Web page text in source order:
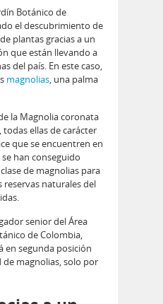
Botánico de
el descubrimiento de
plantas gracias a un
que están llevando a
del país. En este caso,
magnolias, una palma
la Magnolia coronata
ellas de carácter
que se encuentren en
han conseguido
de magnolias para
reservas naturales del
senior del Área
de Colombia,
en segunda posición
magnolias, solo por